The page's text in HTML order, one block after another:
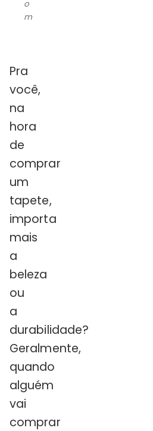
o
m
Pra
você,
na
hora
de
comprar
um
tapete,
importa
mais
a
beleza
ou
a
durabilidade?
Geralmente,
quando
alguém
vai
comprar